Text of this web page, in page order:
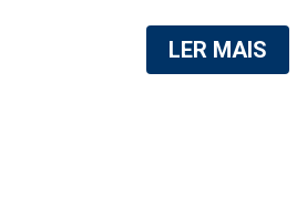
vazadas na internet. A
de fotos do corpo de
LER MAIS